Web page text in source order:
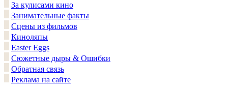
За кулисами кино
Занимательные факты
Сцены из фильмов
Киноляпы
Easter Eggs
Сюжетные дыры & Ошибки
Обратная связь
Реклама на сайте